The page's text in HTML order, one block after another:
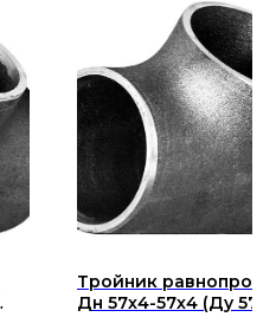
Тройник
Дн 57х4-57х4 (Ду 57)